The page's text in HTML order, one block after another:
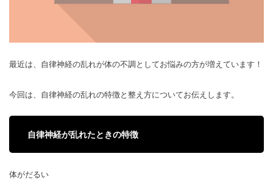
最近は、自律神経の乱れが体の不調としてお悩みの方が増えています！
今回は、自律神経の乱れの特徴と整え方についてお伝えします。
自律神経が乱れたときの特徴
体がだるい